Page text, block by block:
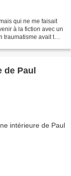
qui ne me faisait
à la fiction avec un
avait tout
Paul